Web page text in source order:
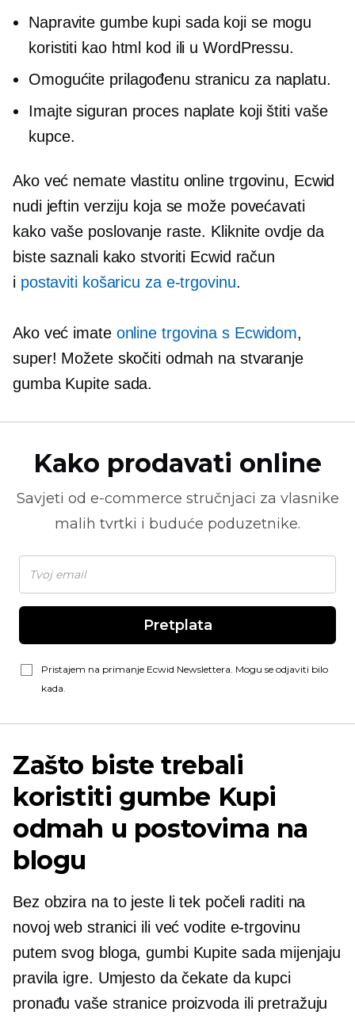
Napravite gumbe kupi sada koji se mogu
koristiti kao html kod ili u WordPressu.
Omogućite prilagođenu stranicu za naplatu.
Imajte siguran proces naplate koji štiti vaše
kupce.
Ako već nemate vlastitu online trgovinu, Ecwid
nudi jeftin verziju koja se može povećavati
kako vaše poslovanje raste. Kliknite ovdje da
biste saznali kako stvoriti Ecwid račun
i postaviti košaricu za e-trgovinu.
Ako već imate online trgovina s Ecwidom,
super! Možete skočiti odmah na stvaranje
gumba Kupite sada.
Kako prodavati online
Savjeti od e-commerce stručnjaci za vlasnike
malih tvrtki i buduće poduzetnike.
Pretplata
Pristajem na primanje Ecwid Newslettera. Mogu se odjaviti bilo
kada.
Zašto biste trebali
koristiti gumbe Kupi
odmah u postovima na
blogu
Bez obzira na to jeste li tek počeli raditi na
novoj web stranici ili već vodite e-trgovinu
putem svog bloga, gumbi Kupite sada mijenjaju
pravila igre. Umjesto da čekate da kupci
pronađu vaše stranice proizvoda ili pretražuju